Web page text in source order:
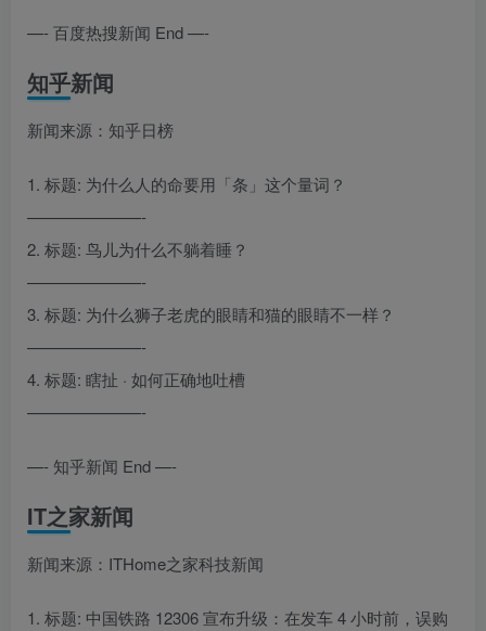
—- 百度热搜新闻 End —-
知乎新闻
新闻来源：知乎日榜
1. 标题: 为什么人的命要用「条」这个量词？
———————-
2. 标题: 鸟儿为什么不躺着睡？
———————-
3. 标题: 为什么狮子老虎的眼睛和猫的眼睛不一样？
———————-
4. 标题: 瞎扯 · 如何正确地吐槽
———————-
—- 知乎新闻 End —-
IT之家新闻
新闻来源：ITHome之家科技新闻
1. 标题: 中国铁路 12306 宣布升级：在发车 4 小时前，误购